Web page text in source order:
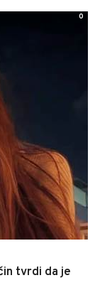
tvrdi da je
0